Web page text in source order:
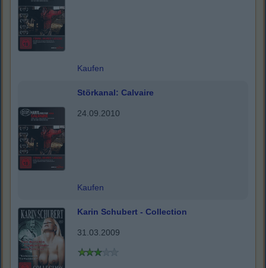
Kaufen
Störkanal: Calvaire
24.09.2010
Kaufen
Karin Schubert - Collection
31.03.2009